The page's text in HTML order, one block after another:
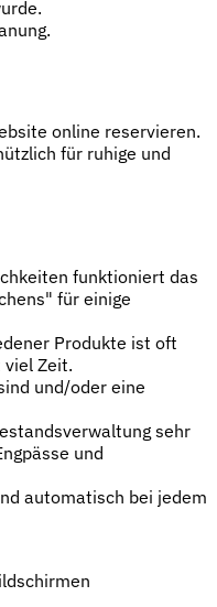
online reservieren.
für ruhige und
funktioniert das
für einige
Produkte ist oft
Zeit.
und/oder eine
sehr
und
automatisch bei jedem